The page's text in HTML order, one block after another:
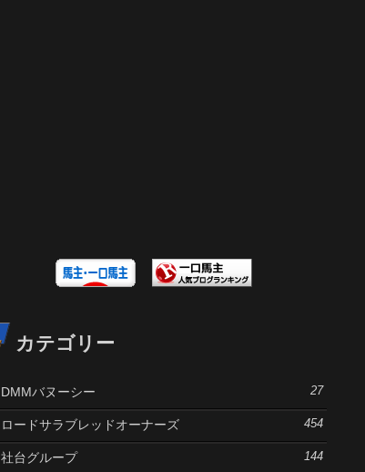
カテゴリー
DMMバヌーシー 27
ロードサラブレッドオーナーズ 454
社台グループ 144